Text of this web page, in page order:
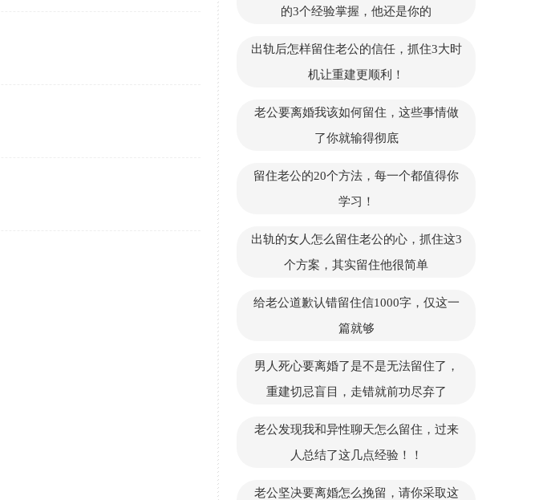
的3个经验掌握，他还是你的
出轨后怎样留住老公的信任，抓住3大时
机让重建更顺利！
老公要离婚我该如何留住，这些事情做
了你就输得彻底
留住老公的20个方法，每一个都值得你
学习！
出轨的女人怎么留住老公的心，抓住这3
个方案，其实留住他很简单
给老公道歉认错留住信1000字，仅这一
篇就够
男人死心要离婚了是不是无法留住了，
重建切忌盲目，走错就前功尽弃了
老公发现我和异性聊天怎么留住，过来
人总结了这几点经验！！
老公坚决要离婚怎么挽留，请你采取这